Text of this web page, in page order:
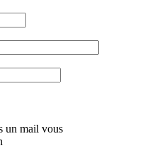
un mail vous